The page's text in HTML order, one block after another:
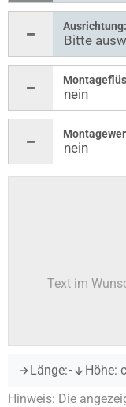
Ausrichtung:
Text im
Länge:- Höhe:
Hinweis: Die